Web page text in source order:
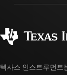
제조
myTI 계정 FAQ
주문 FAQ
텍사스 인스트루먼트